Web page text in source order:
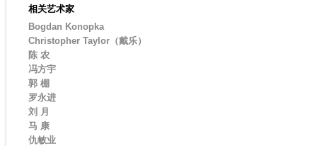
相关艺术家
Bogdan Konopka
Christopher Taylor（戴乐）
陈 农
冯方宇
郭 棚
罗永进
刘 月
马 康
仇敏业